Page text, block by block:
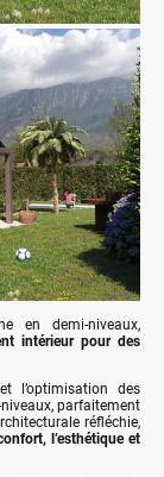
en demi-niveaux,
intérieur pour des
l’optimisation des
parfaitement
réfléchie,
l’esthétique et